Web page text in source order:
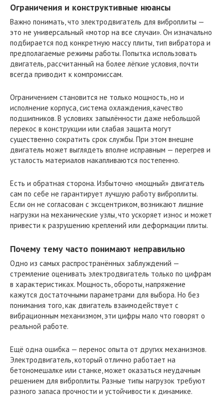
Ограничения и конструктивные нюансы
Важно понимать, что электродвигатель для виброплиты —
это не универсальный «мотор на все случаи». Он изначально
подбирается под конкретную массу плиты, тип вибратора и
предполагаемые режимы работы. Попытка использовать
двигатель, рассчитанный на более лёгкие условия, почти
всегда приводит к компромиссам.
Ограничением становится не только мощность, но и
исполнение корпуса, система охлаждения, качество
подшипников. В условиях запылённости даже небольшой
перекос в конструкции или слабая защита могут
существенно сократить срок службы. При этом внешне
двигатель может выглядеть вполне исправным — перегрев и
усталость материалов накапливаются постепенно.
Есть и обратная сторона. Избыточно «мощный» двигатель
сам по себе не гарантирует лучшую работу виброплиты.
Если он не согласован с эксцентриком, возникают лишние
нагрузки на механические узлы, что ускоряет износ и может
привести к разрушению креплений или деформации плиты.
Почему тему часто понимают неправильно
Одно из самых распространённых заблуждений —
стремление оценивать электродвигатель только по цифрам
в характеристиках. Мощность, обороты, напряжение
кажутся достаточными параметрами для выбора. Но без
понимания того, как двигатель взаимодействует с
вибрационным механизмом, эти цифры мало что говорят о
реальной работе.
Ещё одна ошибка — перенос опыта от других механизмов.
Электродвигатель, который отлично работает на
бетономешалке или станке, может оказаться неудачным
решением для виброплиты. Разные типы нагрузок требуют
разного запаса прочности и устойчивости к динамике.